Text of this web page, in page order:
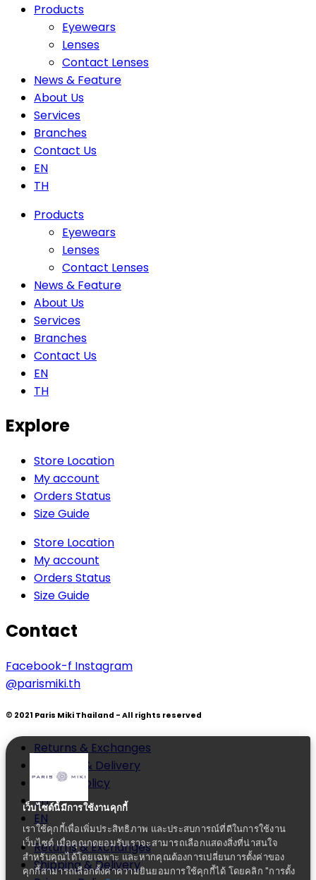
Products
Eyewears
Lenses
Contact Lenses
News & Feature
About Us
Services
Branches
Contact Us
EN
TH
Products
Eyewears
Lenses
Contact Lenses
News & Feature
About Us
Services
Branches
Contact Us
EN
TH
Explore
Store Location
My account
Orders Status
Size Guide
Store Location
My account
Orders Status
Size Guide
Contact
Facebook-f Instagram
@parismiki.th
© 2021 Paris Miki Thailand - All rights reserved
Returns & Exchanges
Shipping & Delivery
Privacy Policy
TH
EN
Returns & Exchanges
Shipping & Delivery
เว็บไซต์นี้มีการใช้งานคุกกี้
เราใช้คุกกี้เพื่อเพิ่มประสิทธิภาพ และประสบการณ์ที่ดีในการใช้งาน
เว็บไซต์ เมื่อคุณกดยอมรับเราจะสามารถเลือกแสดงสิ่งที่น่าสนใจ
สำหรับคุณได้โดยเฉพาะ และหากคุณต้องการเปลี่ยนการตั้งค่าของ
คุกกี้สามารถเลือกตั้งค่าความยินยอมการใช้คุกกี้ได้ โดยคลิก "การตั้ง